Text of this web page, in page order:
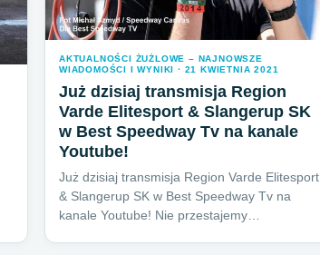
AKTUALNOŚCI ŻUŻLOWE – NAJNOWSZE
WIADOMOŚCI I WYNIKI · 21 KWIETNIA 2021
Już dzisiaj transmisja Region
Varde Elitesport & Slangerup SK
w Best Speedway Tv na kanale
Youtube!
Już dzisiaj transmisja Region Varde Elitesport
& Slangerup SK w Best Speedway Tv na
kanale Youtube! Nie przestajemy…